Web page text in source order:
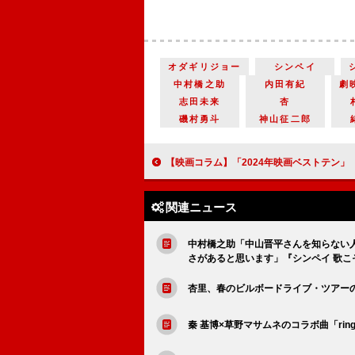
オダギリジョー シンペイ
中村橋之助
内田有紀
劇
志田未来
杏
磯村勇斗
神山征二郎
【映画コラム】「2024年映画ベストテン」
関連ニュース
中村橋之助「中山晋平さんを知らない
さがあると思います」『シンペイ 歌
杏里、春のビルボードライブ・ツアー
秦 基博×草野マサムネのコラボ曲「